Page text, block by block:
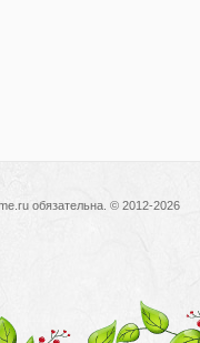
обязательна. © 2012-2026